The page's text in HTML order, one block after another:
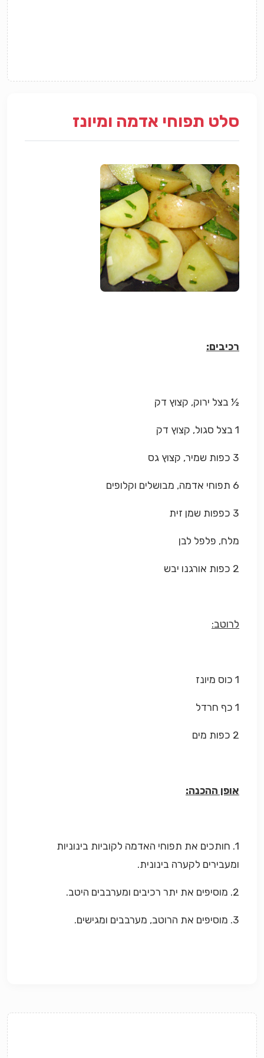
סלט תפוחי אדמה ומיונז
רכיבים:
½ בצל ירוק, קצוץ דק
1 בצל סגול, קצוץ דק
3 כפות שמיר, קצוץ גס
6 תפוחי אדמה, מבושלים וקלופים
3 כפפות שמן זית
מלח, פלפל לבן
2 כפות אורגנו יבש
לרוטב:
1 כוס מיונז
1 כף חרדל
2 כפות מים
אופן ההכנה:
1. חותכים את תפוחי האדמה לקוביות בינוניות
ומעבירים לקערה בינונית.
2. מוסיפים את יתר רכיבים ומערבבים היטב.
3. מוסיפים את הרוטב, מערבבים ומגישים.